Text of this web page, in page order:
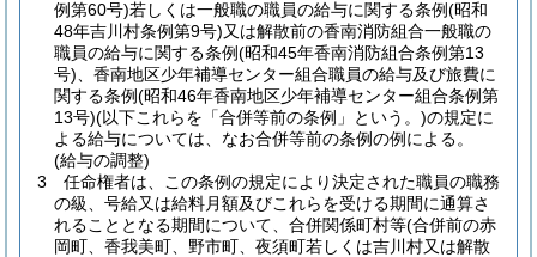
例第60号)若しくは一般職の職員の給与に関する条例(昭和
48年吉川村条例第9号)又は解散前の香南消防組合一般職の
職員の給与に関する条例(昭和45年香南消防組合条例第13
号) 、香南地区少年補導センター組合職員の給与及び旅費に
関する条例(昭和46年香南地区少年補導センター組合条例第
13号)(以下これらを「合併等前の条例」という。)の規定に
よる給与については、なお合併等前の条例の例による。
(給与の調整)
3
任命権者は、この条例の規定により決定された職員の職務
の級、号給又は給料月額及びこれらを受ける期間に通算さ
れることとなる期間について、合併関係町村等(合併前の赤
岡町、香我美町、野市町、夜須町若しくは吉川村又は解散